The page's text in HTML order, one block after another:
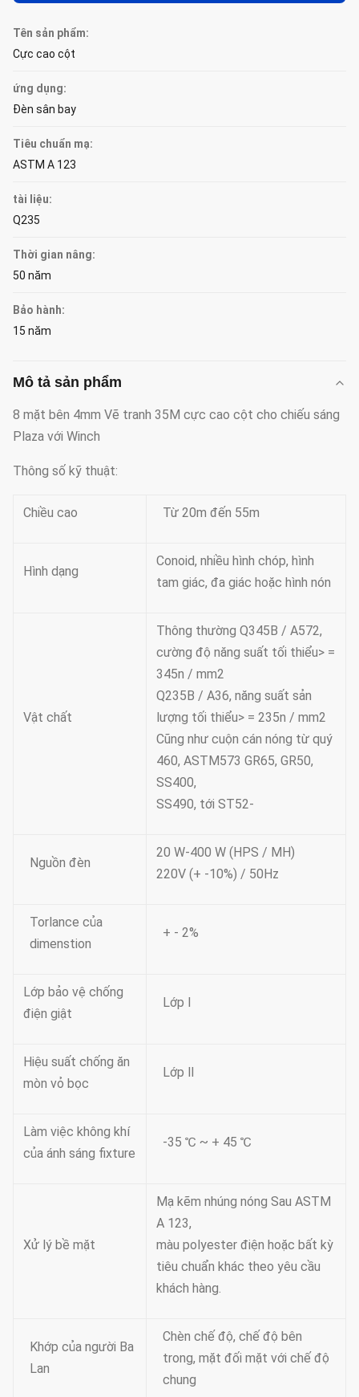
Tên sản phẩm:
Cực cao cột
ứng dụng:
Đèn sân bay
Tiêu chuẩn mạ:
ASTM A 123
tài liệu:
Q235
Thời gian nâng:
50 năm
Bảo hành:
15 năm
Mô tả sản phẩm
8 mặt bên 4mm Vẽ tranh 35M cực cao cột cho chiếu sáng
Plaza với Winch
Thông số kỹ thuật:
Chiều cao Từ 20m đến 55m
Hình dạng
Conoid, nhiều hình chóp, hình
tam giác, đa giác hoặc hình nón
Vật chất
Thông thường Q345B / A572,
cường độ năng suất tối thiểu> =
345n / mm2
Q235B / A36, năng suất sản
lượng tối thiểu> = 235n / mm2
Cũng như cuộn cán nóng từ quý
460, ASTM573 GR65, GR50,
SS400,
SS490, tới ST52-
Nguồn đèn
20 W-400 W (HPS / MH)
220V (+ -10%) / 50Hz
Torlance của
dimenstion
+ - 2%
Lớp bảo vệ chống
điện giật
Lớp Ⅰ
Hiệu suất chống ăn
mòn vỏ bọc
Lớp Ⅱ
Làm việc không khí
của ánh sáng fixture
-35 ℃ ~ + 45 ℃
Xử lý bề mặt
Mạ kẽm nhúng nóng Sau ASTM
A 123,
màu polyester điện hoặc bất kỳ
tiêu chuẩn khác theo yêu cầu
khách hàng.
Khớp của người Ba
Lan
Chèn chế độ, chế độ bên
trong, mặt đối mặt với chế độ
chung